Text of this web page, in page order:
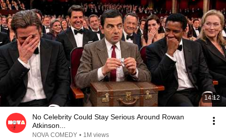
14:12
No Celebrity Could Stay Serious Around Rowan
Atkinson...
NOVA COMEDY • 1M views